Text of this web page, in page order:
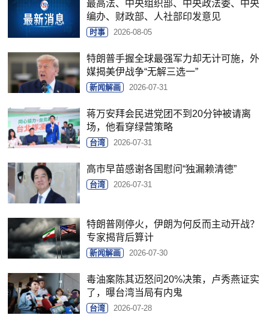
最高法、中央组织部、中央政法委、中央
编办、财政部、人社部印发意见
时事 2026-08-05
特朗普手握全球最强军力却无计可施，外
媒揭美伊战争“无解三选一”
新闻解画 2026-07-31
蒋万安拜会民进党团不到20分钟被请离
场，他看穿绿营策略
台湾 2026-07-31
高市早苗感谢各国慰问“独漏赖清德”
台湾 2026-07-31
特朗普刚停火，伊朗为何反而主动开战？
专家揭背后算计
新闻解画 2026-07-30
毒油案陈其迈怒问20%决策，卢秀燕证实
了，曝台湾当局有内鬼
台湾 2026-07-28